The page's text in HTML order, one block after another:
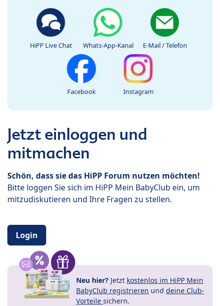
HiPP Live Chat Whats-App-Kanal E-Mail / Telefon
Facebook Instagram
Jetzt einloggen und
mitmachen
Schön, dass sie das HiPP Forum nutzen möchten!
Bitte loggen Sie sich im HiPP Mein BabyClub ein, um
mitzudiskutieren und Ihre Fragen zu stellen.
Login
Neu hier? Jetzt kostenlos im HiPP Mein
BabyClub registrieren und deine Club-
Vorteile sichern.